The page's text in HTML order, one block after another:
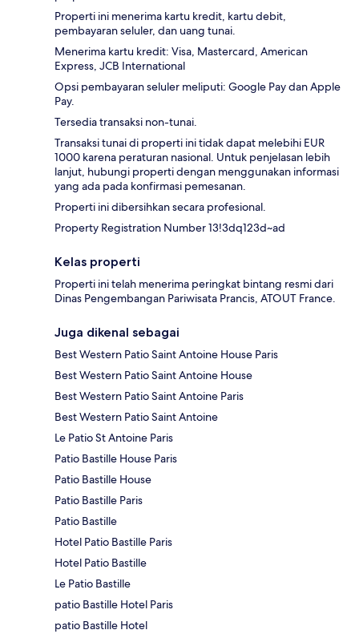
Properti ini menerima kartu kredit, kartu debit,
pembayaran seluler, dan uang tunai.
Menerima kartu kredit: Visa, Mastercard, American
Express, JCB International
Opsi pembayaran seluler meliputi: Google Pay dan Apple
Pay.
Tersedia transaksi non-tunai.
Transaksi tunai di properti ini tidak dapat melebihi EUR
1000 karena peraturan nasional. Untuk penjelasan lebih
lanjut, hubungi properti dengan menggunakan informasi
yang ada pada konfirmasi pemesanan.
Properti ini dibersihkan secara profesional.
Property Registration Number 13!3dq123d~ad
Kelas properti
Properti ini telah menerima peringkat bintang resmi dari
Dinas Pengembangan Pariwisata Prancis, ATOUT France.
Juga dikenal sebagai
Best Western Patio Saint Antoine House Paris
Best Western Patio Saint Antoine House
Best Western Patio Saint Antoine Paris
Best Western Patio Saint Antoine
Le Patio St Antoine Paris
Patio Bastille House Paris
Patio Bastille House
Patio Bastille Paris
Patio Bastille
Hotel Patio Bastille Paris
Hotel Patio Bastille
Le Patio Bastille
patio Bastille Hotel Paris
patio Bastille Hotel